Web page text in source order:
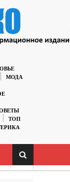
МОДА
ТОП